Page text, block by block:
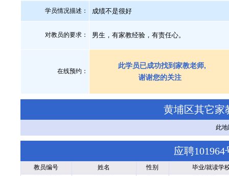
学员情况描述： 成绩不是很好
对教员的要求： 男生，有家教经验，有责任心。
在线预约：
此学员已成功找到家教老师,
谢谢您的关注
黄埔区其它家
此
应聘
教员编号 姓名 性别
毕业/就读学